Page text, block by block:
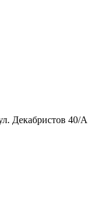
Декабристов 40/А